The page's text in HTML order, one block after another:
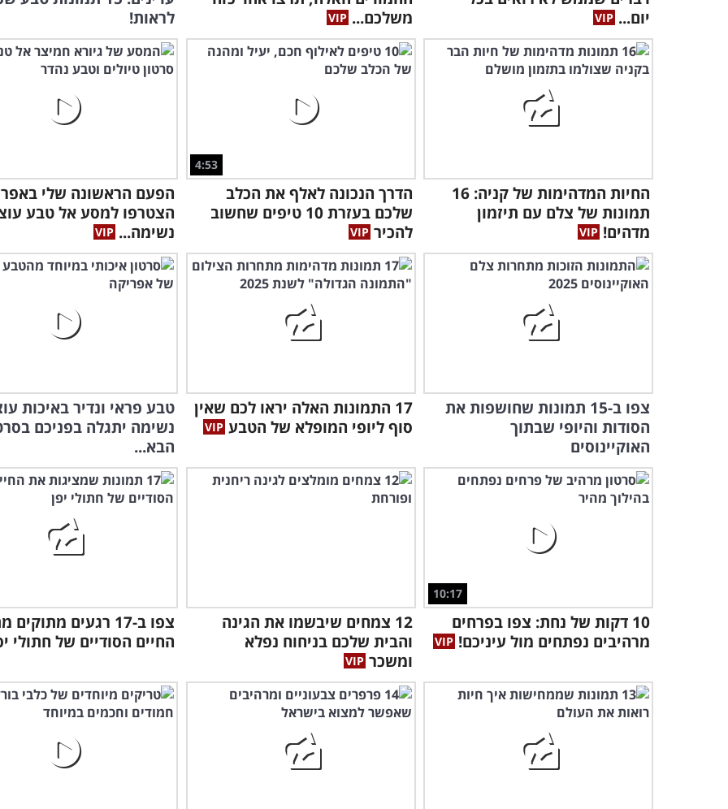
יום...
משלכם...
לראות!
החיות המדהימות של קניה: 16
תמונות של צלם עם תיזמון
מדהים!
4:53
הדרך הנכונה לאלף את הכלב
שלכם בעזרת 10 טיפים שחשוב
להכיר
הפעם הראשונה שלי
הצטרפו למסע אל טבע
נשימה...
צפו ב-15 תמונות שחושפות את
הסודות והיופי שבתוך
האוקיינוסים
17 התמונות האלה יראו לכם שאין
סוף ליופי המופלא של הטבע
טבע פראי ונדיר באיכות
נשימה יתגלה בפניכם
הבא...
10:17
10 דקות של נחת: צפו בפרחים
מרהיבים נפתחים מול עיניכם!
12 צמחים שיבשמו את הגינה
והבית שלכם בניחוח נפלא
ומשכר
צפו ב-17 רגעים
החיים הסודיים של חתולי